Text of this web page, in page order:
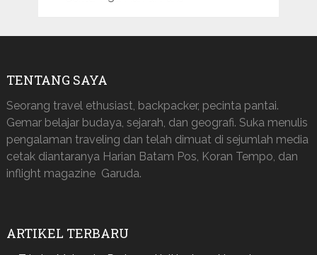
TENTANG SAYA
Seorang travel ethusiast, backpacker, pecinta pantai.
Gemar belajar budaya, sejarah, dan geografi. Suka menulis
pengalaman traveling dan telah dimuat di sejumlah media
cetak diantaranya Harian Batam Pos, Koran Tempo, dan
inflight magazine Garuda.
ARTIKEL TERBARU